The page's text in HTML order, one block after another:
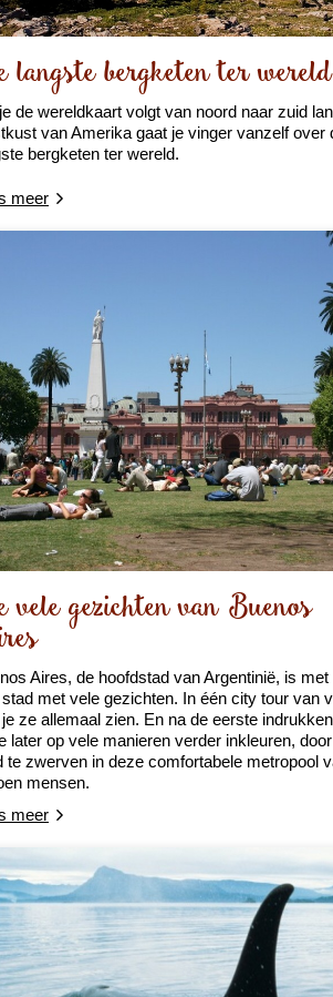
langste bergketen ter wereld
de wereldkaart volgt van noord naar zuid
van Amerika gaat je vinger vanzelf over
bergketen ter wereld.
meer
vele gezichten van Buenos
Aires, de hoofdstad van Argentinië, is met
met vele gezichten. In één city tour van
ze allemaal zien. En na de eerste
later op vele manieren verder inkleuren,
te zwerven in deze comfortabele metropool
mensen.
meer